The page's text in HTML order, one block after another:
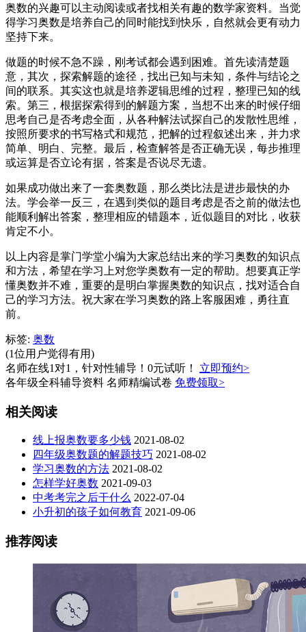
奥数的兴趣可以主动阅读或者找相关有趣的数学家资料。当觉
得学习奥数是培养自己的同时能找到快乐，自然就会更有动力
坚持下来。
做题的时候不急不躁，刚考试都会遇到困难。首先读清楚题
意，其次，探索解题的途径，找出已知与未知，条件与结论之
间的联系。其实这也就是培养逻辑思维的过程，整理已知的线
索。第三，根据探索得到的解题方案，当想不出来的时候仔细
思考自己是否考虑全面，从各种解法试探自己的发散性思维，
按照所要求的书写格式和规范，把解的过程叙述出来，并力求
简单、明白、完整。最后，检查解答是否正确无误，每步推理
或运算是否立论有据，答案是否说尽无遗。
如果成功做出来了一套奥数题，那么类比法是进步最快的办
法。学会举一反三，在遇到类似的题目考虑是否之前的做法也
能顺利解出答案，整理相应的错题本，近似题目的对比，收获
肯定不小。
以上内容是掌门学堂小编为大家总结出来的学习奥数的知识点
和方法，希望在学习上对您学奥数有一定的帮助。想要真正学
懂奥数并不难，重要的是明白掌握奥数的知识点，找对适合自
己的学习方法。 祝大家在学习奥数的路上客服困难，勇往直
前。
标签: 奥数
(1位用户觉得有用)
名师在线1对1，针对性辅导！0元试听！
立即预约>
各年级全科辅导资料 名师精编试卷 免费领取>
相关阅读
线上报奥数要多少钱 2021-08-02
四年级奥数题的解题技巧 2021-08-02
学习奥数的方法 2021-08-02
怎样学好奥数 2021-09-03
中考考完之后干什么 2022-07-04
小升初的孩子如何教育 2021-09-06
推荐阅读